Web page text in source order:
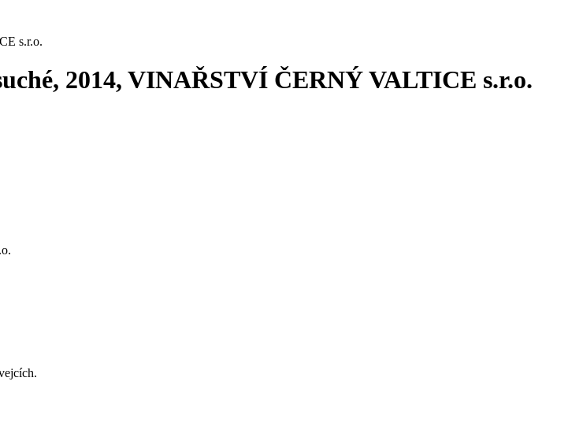
s.r.o.
2014, VINAŘSTVÍ ČERNÝ VALTICE s.r.o.